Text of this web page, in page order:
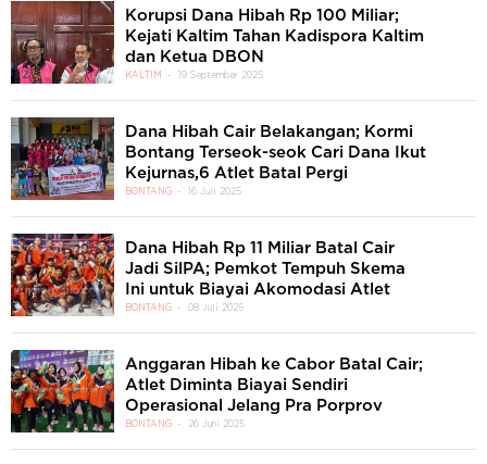
Korupsi Dana Hibah Rp 100 Miliar;
Kejati Kaltim Tahan Kadispora Kaltim
dan Ketua DBON
KALTIM 19 September 2025
Dana Hibah Cair Belakangan; Kormi
Bontang Terseok-seok Cari Dana Ikut
Kejurnas,6 Atlet Batal Pergi
BONTANG 16 Juli 2025
Dana Hibah Rp 11 Miliar Batal Cair
Jadi SilPA; Pemkot Tempuh Skema
Ini untuk Biayai Akomodasi Atlet
BONTANG 08 Juli 2025
Anggaran Hibah ke Cabor Batal Cair;
Atlet Diminta Biayai Sendiri
Operasional Jelang Pra Porprov
BONTANG 26 Juni 2025